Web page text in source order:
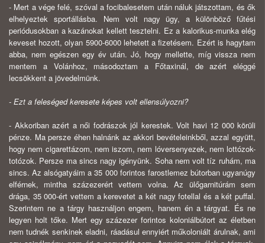
- Mert a vége felé, szóval a focibalesetem után náluk játszottam, és ők
elhelyeztek sportállásba. Nem volt nagy ügy, a különböző fűtési
periódusokban a kazánokat kellett tesztelni. Ez a kalorikus-munka elég
keveset hozott, olyan 5900-6000 lehetett a fizetésem. Ezért is hagytam
abba, nem egészen egy év után. Jó, hogy mellette, míg vissza nem
mentem a Volánhoz, másodoztam a Főtaxinál, de azért eléggé
lecsökkent a jövedelmünk.
- Ezt a feleséged keresete képes volt ellensúlyozni?
- Akkoriban azért a női fodrászok jól kerestek. Volt havi 12 000 körüli
pénze. Ma persze éhen halnánk az akkori bevételeinkből, azzal együtt,
hogy nem cigarettázom, nem iszom, nem lóversenyezek, nem lottózok-
totózok. Persze ma sincs nagy igényünk. Soha nem volt tíz ruhám, ma
sincs. Az alsógatyáim a 35 000 forintos farostlemez bútorban ugyanúgy
elférnek, mintha százezerért vettem volna. Az ülőgarnitúrám sem
drága, 35 000-ért vettem a kerevetet a két nagy fotellal és a két puffal.
Szerintem ne a tárgy használjon engem, hanem én a tárgyat. És ne
legyen holt tőke. Mert egy százezer forintos koloniálbútort az életben
nem tudnék senkinek eladni, ráadásul ennyiért műkoloniált árulnak, ami